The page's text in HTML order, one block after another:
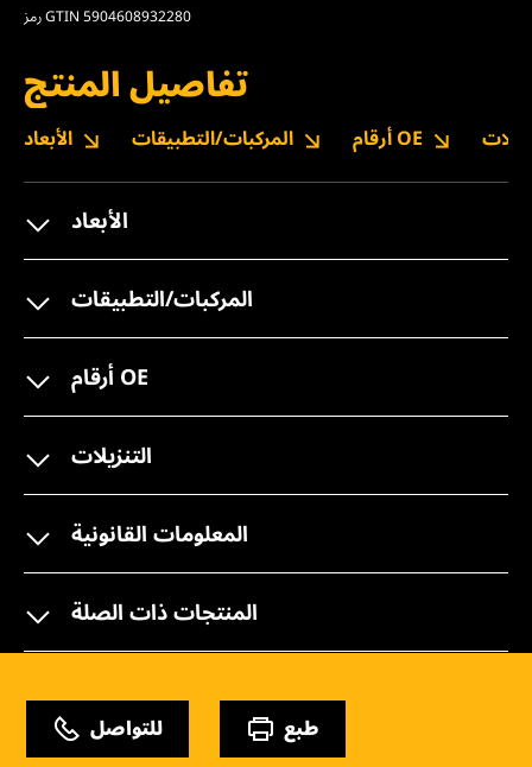
رمز GTIN 5904608932280
تفاصيل المنتج
الأبعاد المركبات/التطبيقات أرقام OE
الأبعاد
المركبات/التطبيقات
أرقام OE
التنزيلات
المعلومات القانونية
المنتجات ذات الصلة
للتواصل طبع